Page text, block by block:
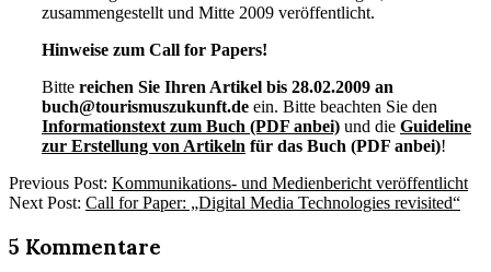
zusammengestellt und Mitte 2009 veröffentlicht.
Hinweise zum Call for Papers!
Bitte reichen Sie Ihren Artikel bis 28.02.2009 an
buch@tourismuszukunft.de ein. Bitte beachten Sie den
Informationstext zum Buch (PDF anbei) und die Guideline
zur Erstellung von Artikeln für das Buch (PDF anbei)!
2009-
01-
Previous Post: Kommunikations- und Medienbericht veröffentlicht
Next Post: Call for Paper: „Digital Media Technologies revisited“
5 Kommentare